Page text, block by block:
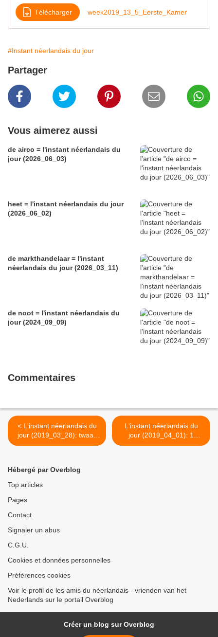
Télécharger week2019_13_5_Eerste_Kamer
#Instant néerlandais du jour
Partager
Vous aimerez aussi
de airco = l'instant néerlandais du
jour (2026_06_03)
heet = l'instant néerlandais du jour
(2026_06_02)
de markthandelaar = l'instant
néerlandais du jour (2026_03_11)
de noot = l'instant néerlandais du
jour (2024_09_09)
Commentaires
< L'instant néerlandais du
jour (2019_03_28): twaalf
provincies
L'instant néerlandais du
jour (2019_04_01): 1
aprilgrap >
Hébergé par Overblog
Top articles
Pages
Contact
Signaler un abus
C.G.U.
Cookies et données personnelles
Préférences cookies
Voir le profil de les amis du néerlandais - vrienden van het
Nederlands sur le portail Overblog
Créer un blog sur Overblog